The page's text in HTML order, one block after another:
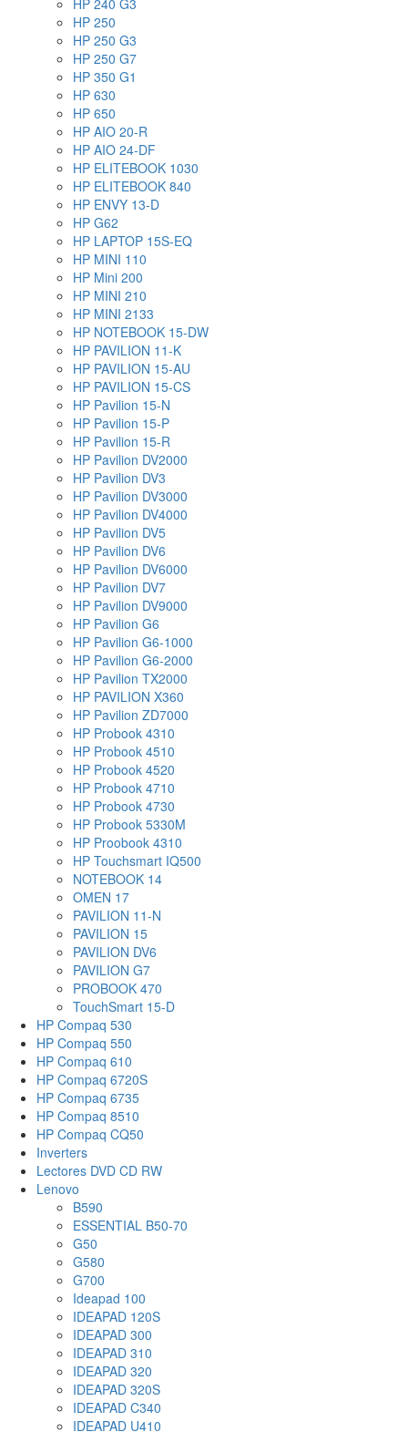
HP 240 G3
HP 250
HP 250 G3
HP 250 G7
HP 350 G1
HP 630
HP 650
HP AIO 20-R
HP AIO 24-DF
HP ELITEBOOK 1030
HP ELITEBOOK 840
HP ENVY 13-D
HP G62
HP LAPTOP 15S-EQ
HP MINI 110
HP Mini 200
HP MINI 210
HP MINI 2133
HP NOTEBOOK 15-DW
HP PAVILION 11-K
HP PAVILION 15-AU
HP PAVILION 15-CS
HP Pavilion 15-N
HP Pavilion 15-P
HP Pavilion 15-R
HP Pavilion DV2000
HP Pavilion DV3
HP Pavilion DV3000
HP Pavilion DV4000
HP Pavilion DV5
HP Pavilion DV6
HP Pavilion DV6000
HP Pavilion DV7
HP Pavilion DV9000
HP Pavilion G6
HP Pavilion G6-1000
HP Pavilion G6-2000
HP Pavilion TX2000
HP PAVILION X360
HP Pavilion ZD7000
HP Probook 4310
HP Probook 4510
HP Probook 4520
HP Probook 4710
HP Probook 4730
HP Probook 5330M
HP Proobook 4310
HP Touchsmart IQ500
NOTEBOOK 14
OMEN 17
PAVILION 11-N
PAVILION 15
PAVILION DV6
PAVILION G7
PROBOOK 470
TouchSmart 15-D
HP Compaq 530
HP Compaq 550
HP Compaq 610
HP Compaq 6720S
HP Compaq 6735
HP Compaq 8510
HP Compaq CQ50
Inverters
Lectores DVD CD RW
Lenovo
B590
ESSENTIAL B50-70
G50
G580
G700
Ideapad 100
IDEAPAD 120S
IDEAPAD 300
IDEAPAD 310
IDEAPAD 320
IDEAPAD 320S
IDEAPAD C340
IDEAPAD U410